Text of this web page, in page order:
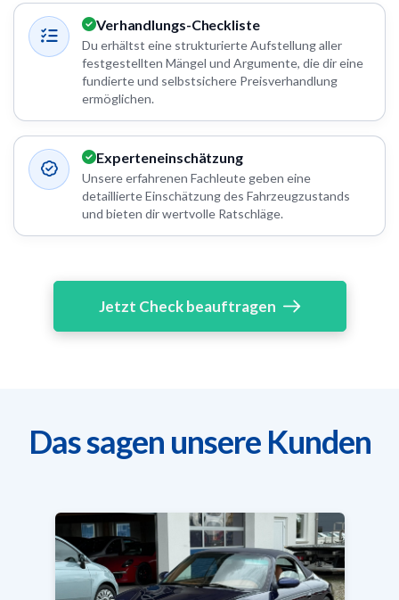
Verhandlungs-Checkliste
Du erhältst eine strukturierte Aufstellung aller
festgestellten Mängel und Argumente, die dir eine
fundierte und selbstsichere Preisverhandlung
ermöglichen.
Experteneinschätzung
Unsere erfahrenen Fachleute geben eine
detaillierte Einschätzung des Fahrzeugzustands
und bieten dir wertvolle Ratschläge.
Jetzt Check beauftragen
Das sagen unsere Kunden